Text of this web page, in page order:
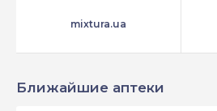
mixtura.ua
Ближайшие аптеки